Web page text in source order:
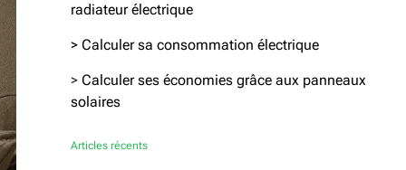
radiateur électrique
> Calculer sa consommation électrique
> Calculer ses économies grâce aux panneaux
solaires
Articles récents